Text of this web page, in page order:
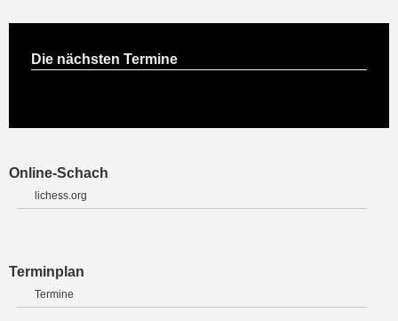
Die nächsten Termine
Online-Schach
lichess.org
Terminplan
Termine